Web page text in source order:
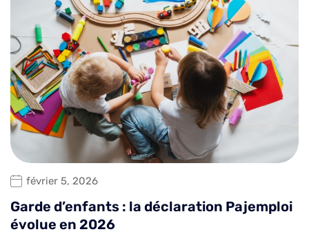
février 5, 2026
Garde d’enfants : la déclaration Pajemploi
évolue en 2026